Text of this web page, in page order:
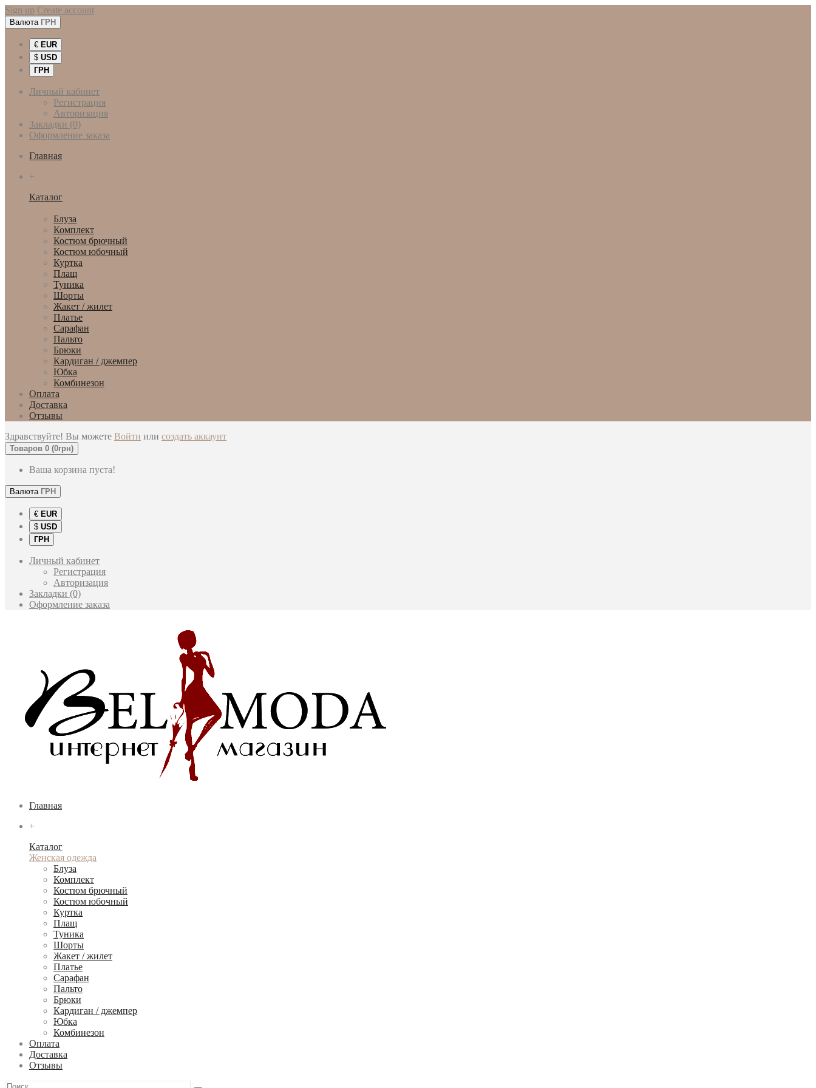
Sign up Create account
Валюта ГРН
€ EUR
$ USD
ГРН
Личный кабинет
Регистрация
Авторизация
Закладки (0)
Оформление заказа
Главная
+
Каталог
Блуза
Комплект
Костюм брючный
Костюм юбочный
Куртка
Плащ
Туника
Шорты
Жакет / жилет
Платье
Сарафан
Пальто
Брюки
Кардиган / джемпер
Юбка
Комбинезон
Оплата
Доставка
Отзывы
Здравствуйте! Вы можете Войти или создать аккаунт
Товаров 0 (0грн)
Ваша корзина пуста!
Валюта ГРН
€ EUR
$ USD
ГРН
Личный кабинет
Регистрация
Авторизация
Закладки (0)
Оформление заказа
Главная
+
Каталог
Женская одежда
Блуза
Комплект
Костюм брючный
Костюм юбочный
Куртка
Плащ
Туника
Шорты
Жакет / жилет
Платье
Сарафан
Пальто
Брюки
Кардиган / джемпер
Юбка
Комбинезон
Оплата
Доставка
Отзывы